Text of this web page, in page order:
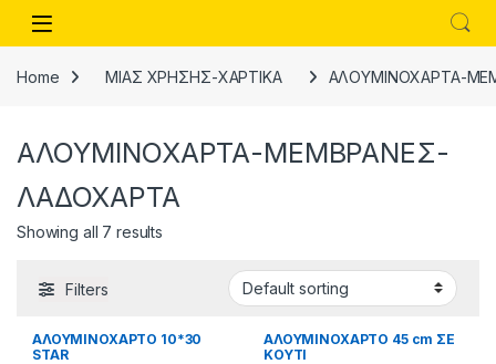
Skip to navigation
Skip to content
Open
Home ΜΙΑΣ ΧΡΗΣΗΣ-ΧΑΡΤΙΚΑ ΑΛΟΥΜΙΝΟΧΑΡΤΑ-
ΑΛΟΥΜΙΝΟΧΑΡΤΑ-ΜΕΜΒΡΑΝΕΣ-
ΛΑΔΟΧΑΡΤΑ
Showing all 7 results
Filters
ΑΛΟΥΜΙΝΟΧΑΡΤΟ 10*30
STAR
ΑΛΟΥΜΙΝΟΧΑΡΤΟ 45 cm ΣΕ
ΚΟΥΤΙ